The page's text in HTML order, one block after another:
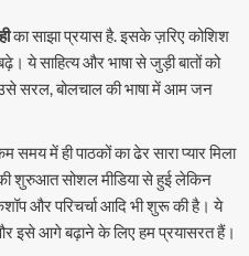
का साझा प्रयास है. इसके ज़रिए कोशिश
ये साहित्य और भाषा से जुड़ी बातों को
सरल, बोलचाल की भाषा में आम जन
समय में ही पाठकों का ढेर सारा प्यार मिला
की शुरुआत सोशल मीडिया से हुई लेकिन
और परिचर्चा आदि भी शुरू की है। ये
इसे आगे बढ़ाने के लिए हम प्रयासरत हैं।